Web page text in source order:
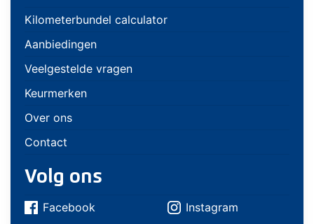
Kilometerbundel calculator
Aanbiedingen
Veelgestelde vragen
Keurmerken
Over ons
Contact
Volg ons
Facebook Instagram